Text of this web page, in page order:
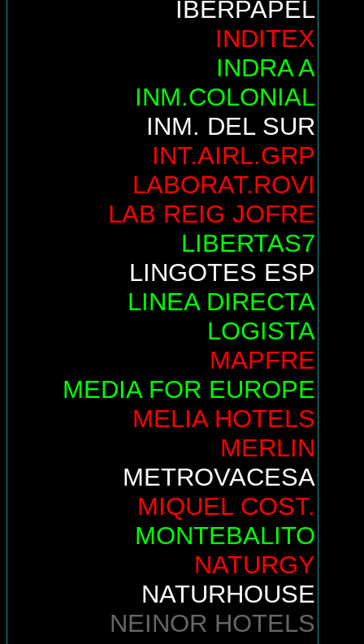
IBERPAPEL
INDITEX
INDRA A
INM.COLONIAL
INM. DEL SUR
INT.AIRL.GRP
LABORAT.ROVI
LAB REIG JOFRE
LIBERTAS7
LINGOTES ESP
LINEA DIRECTA
LOGISTA
MAPFRE
MEDIA FOR EUROPE
MELIA HOTELS
MERLIN
METROVACESA
MIQUEL COST.
MONTEBALITO
NATURGY
NATURHOUSE
NEINOR HOTELS